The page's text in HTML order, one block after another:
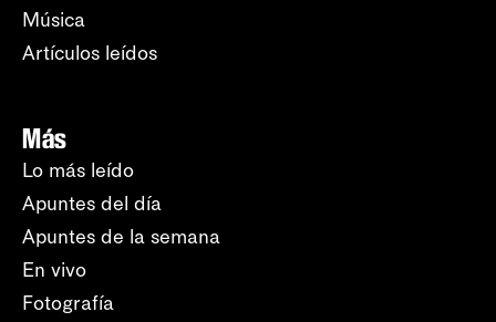
Música
Artículos leídos
Más
Lo más leído
Apuntes del día
Apuntes de la semana
En vivo
Fotografía